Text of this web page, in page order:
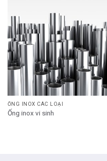
ỐNG INOX CÁC LOẠI
Ống inox vi sinh